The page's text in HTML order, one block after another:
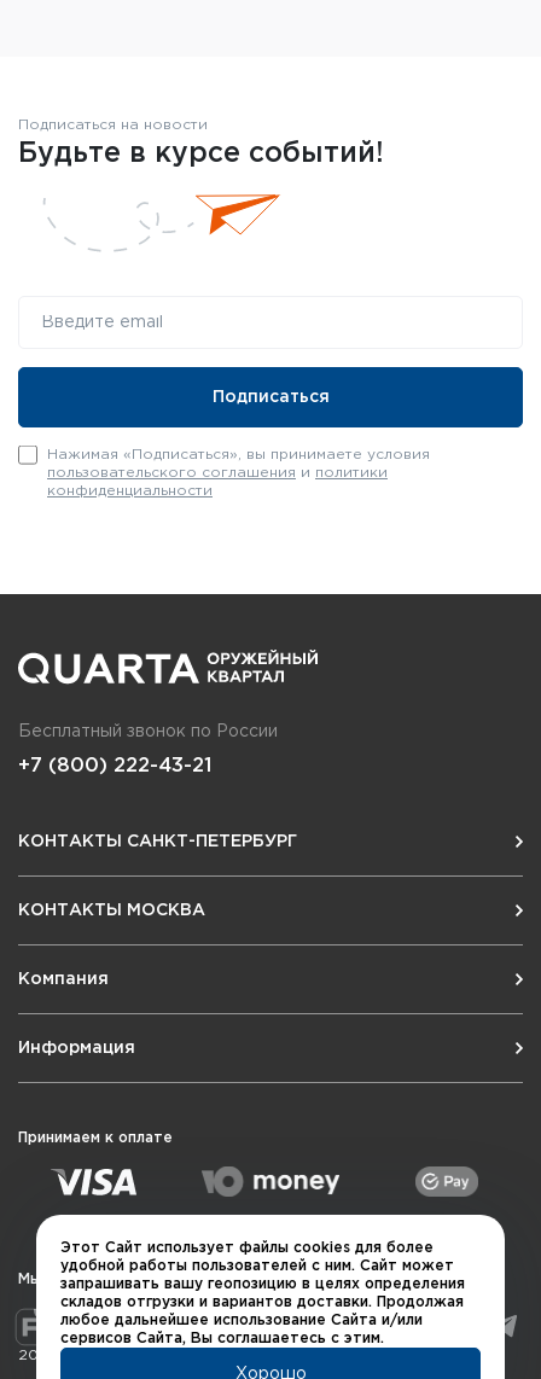
Подписаться на новости
Будьте в курсе событий!
Нажимая «Подписаться», вы принимаете условия
пользовательского соглашения и политики
конфиденциальности
Бесплатный звонок по России
+7 (800) 222-43-21
КОНТАКТЫ САНКТ-ПЕТЕРБУРГ
КОНТАКТЫ МОСКВА
Компания
Информация
Принимаем к оплате
Мы в социальных сетях
2026 © QUARTA "Оружейный квартал"
Этот Сайт использует файлы cookies для более
удобной работы пользователей с ним. Сайт может
запрашивать вашу геопозицию в целях определения
складов отгрузки и вариантов доставки. Продолжая
любое дальнейшее использование Сайта и/или
сервисов Сайта, Вы соглашаетесь с этим.
Хорошо